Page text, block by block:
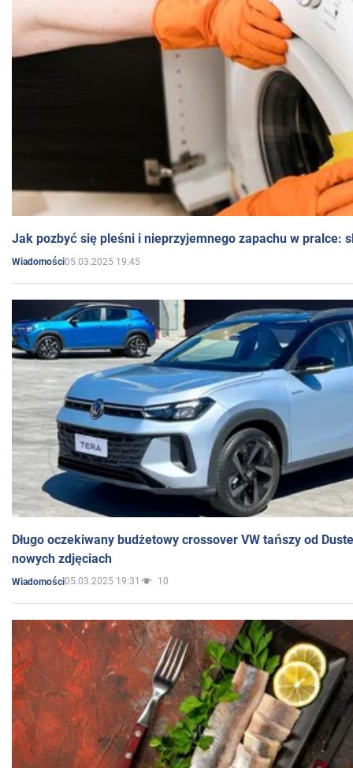
Jak pozbyć się pleśni i nieprzyjemnego zapachu w pralce:
Wiadomości05.03.2025 19:45
Długo oczekiwany budżetowy crossover VW tańszy od
nowych zdjęciach
Wiadomości05.03.2025 19:31 10